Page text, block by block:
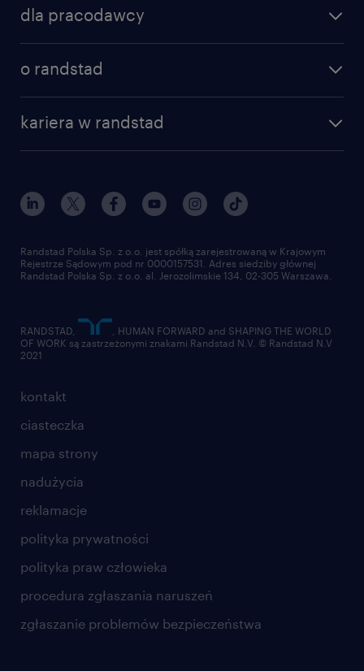
dla pracodawcy
o randstad
kariera w randstad
kontakt
ciasteczka
mapa strony
nadużycia
reklamacje
polityka prywatności
polityka praw człowieka
procedura zgłaszania naruszeń
zgłaszanie problemów bezpieczeństwa
Randstad Polska Sp. z o.o. jest spółką zarejestrowaną w Krajowym
Rejestrze Sądowym pod nr 0000157531. Adres siedziby głównej
Randstad Polska Sp. z o.o. al. Jerozolimskie 134, 02-305 Warszawa.
RANDSTAD,
, HUMAN FORWARD and SHAPING THE WORLD
OF WORK są zastrzeżonymi znakami Randstad N.V. © Randstad N.V
2021